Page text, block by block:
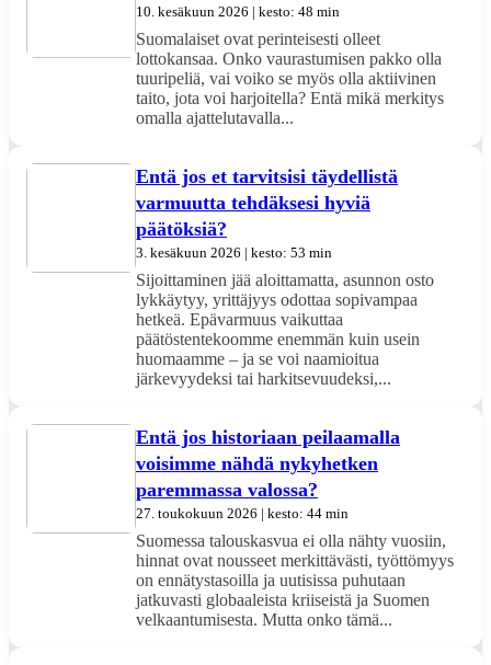
10. kesäkuun 2026 | kesto: 48 min
Suomalaiset ovat perinteisesti olleet
lottokansaa. Onko vaurastumisen pakko olla
tuuripeliä, vai voiko se myös olla aktiivinen
taito, jota voi harjoitella? Entä mikä merkitys
omalla ajattelutavalla...
Entä jos et tarvitsisi täydellistä
varmuutta tehdäksesi hyviä
päätöksiä?
3. kesäkuun 2026 | kesto: 53 min
Sijoittaminen jää aloittamatta, asunnon osto
lykkäytyy, yrittäjyys odottaa sopivampaa
hetkeä. Epävarmuus vaikuttaa
päätöstentekoomme enemmän kuin usein
huomaamme – ja se voi naamioitua
järkevyydeksi tai harkitsevuudeksi,...
Entä jos historiaan peilaamalla
voisimme nähdä nykyhetken
paremmassa valossa?
27. toukokuun 2026 | kesto: 44 min
Suomessa talouskasvua ei olla nähty vuosiin,
hinnat ovat nousseet merkittävästi, työttömyys
on ennätystasoilla ja uutisissa puhutaan
jatkuvasti globaaleista kriiseistä ja Suomen
velkaantumisesta. Mutta onko tämä...